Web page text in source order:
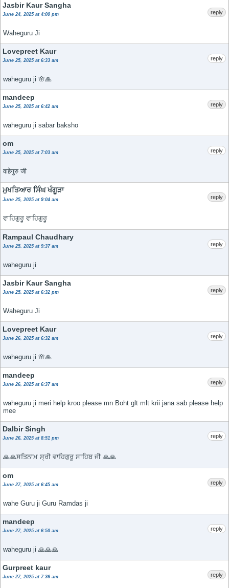
Jasbir Kaur Sangha
June 24, 2025 at 4:00 pm
Waheguru Ji
reply
Lovepreet Kaur
June 25, 2025 at 6:33 am
waheguru ji 🌸🙏
reply
mandeep
June 25, 2025 at 6:42 am
waheguru ji sabar baksho
reply
om
June 25, 2025 at 7:03 am
वाहेगुरु जी
reply
ਮੁਖਤਿਆਰ ਸਿੰਘ ਖੰਗੂੜਾ
June 25, 2025 at 9:04 am
ਵਾਹਿਗੁਰੂ ਵਾਹਿਗੁਰੂ
reply
Rampaul Chaudhary
June 25, 2025 at 9:37 am
waheguru ji
reply
Jasbir Kaur Sangha
June 25, 2025 at 6:32 pm
Waheguru Ji
reply
Lovepreet Kaur
June 26, 2025 at 6:32 am
waheguru ji 🌸🙏
reply
mandeep
June 26, 2025 at 6:37 am
waheguru ji meri help kroo please mn Boht glt mlt krii jana sab please help
mee
reply
Dalbir Singh
June 26, 2025 at 8:51 pm
🙏🙏ਸਤਿਨਾਮ ਸ੍ਰੀ ਵਾਹਿਗੁਰੂ ਸਾਹਿਬ ਜੀ 🙏🙏
reply
om
June 27, 2025 at 6:45 am
wahe Guru ji Guru Ramdas ji
reply
mandeep
June 27, 2025 at 6:50 am
waheguru ji 🙏🙏🙏
reply
Gurpreet kaur
June 27, 2025 at 7:36 am reply